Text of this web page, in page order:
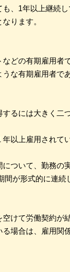
も、1年以上継続
ります。
どの有期雇用者
うな有期雇用者で
るには大きく二
以上雇用されて
ついて、勤務の
間が形式的に連
けて労働契約が
場合は、雇用関